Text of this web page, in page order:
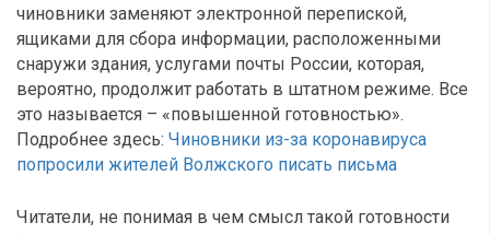
чиновники заменяют электронной перепиской,
ящиками для сбора информации, расположенными
снаружи здания, услугами почты России, которая,
вероятно, продолжит работать в штатном режиме. Все
это называется – «повышенной готовностью».
Подробнее здесь: Чиновники из-за коронавируса
попросили жителей Волжского писать письма
Читатели, не понимая в чем смысл такой готовности